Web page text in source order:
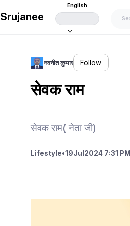
Srujanee
English
नवनीत कुमार Follow
सेवक राम
सेवक राम( नेता जी)
Lifestyle•19Jul 2024 7:31 PM